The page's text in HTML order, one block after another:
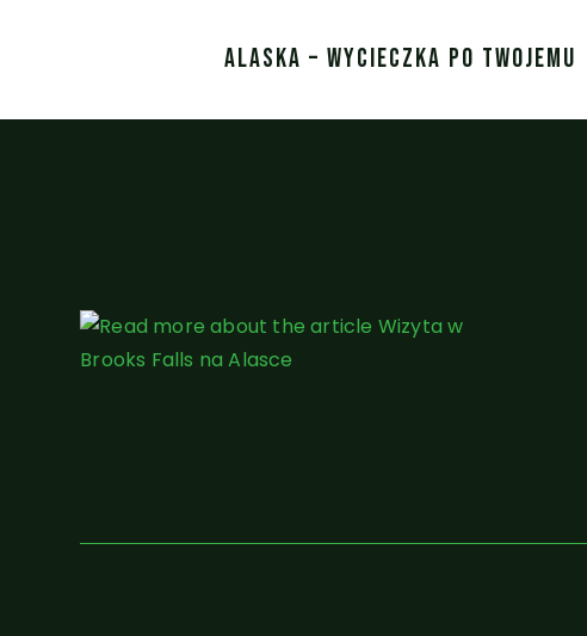
ALASKA – WYCIECZKA PO TWOJEMU